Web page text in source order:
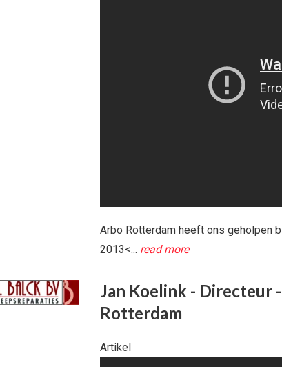
Arbo Rotterdam heeft ons geholpen
2013<... read more
Jan Koelink - Directeur
Rotterdam
Artikel